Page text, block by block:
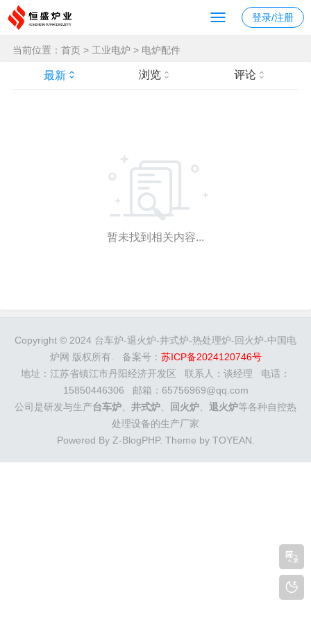
登录/注册
当前位置： 首页 > 工业电炉 > 电炉配件
最新 浏览 评论
暂未找到相关内容...
Copyright © 2024 台车炉-退火炉-井式炉-热处理炉-回火炉-中国电
炉网 版权所有. 备案号： 苏ICP备2024120746号
地址：江苏省镇江市丹阳经济开发区 联系人：谈经理 电话：
15850446306 邮箱：65756969@qq.com
公司是研发与生产台车炉 井式炉 回火炉 退火炉等各种自控热
处理设备的生产厂家
Powered By Z-BlogPHP. Theme by TOYEAN